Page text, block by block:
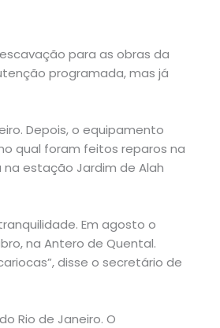
para as obras da
programada, mas já
Depois, o equipamento
qual foram feitos reparos na
estação Jardim de Alah
Em agosto o
na Antero de Quental.
disse o secretário de
Rio de Janeiro. O